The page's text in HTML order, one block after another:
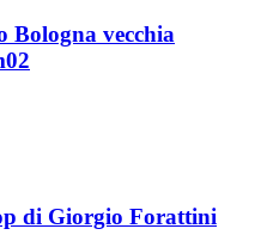
Bologna vecchia
di Giorgio Forattini